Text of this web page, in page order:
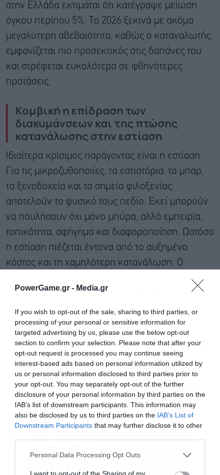
PowerGame.gr - Media.gr
If you wish to opt-out of the sale, sharing to third parties, or
processing of your personal or sensitive information for
targeted advertising by us, please use the below opt-out
section to confirm your selection. Please note that after your
opt-out request is processed you may continue seeing
interest-based ads based on personal information utilized by
us or personal information disclosed to third parties prior to
your opt-out. You may separately opt-out of the further
disclosure of your personal information by third parties on the
IAB’s list of downstream participants. This information may
also be disclosed by us to third parties on the IAB’s List of
Downstream Participants that may further disclose it to other
Personal Data Processing Opt Outs
I want to opt-out of the Sharing of my
στην Ελλάδα εκτιμάται ότι κατέγραψε μείωση
όγκου περίπου 5%. Το 2026 ξεκινά με ακόμα
μεγαλύτερη αβεβαιότητα, καθώς ο καταναλωτής
εμφανίζεται πιο προσεκτικός στις δαπάνες του
και στρέφεται ευκολότερα σε φθηνότερες
προτάσεις.
Κομβική η επίδραση των
διακυμάνσεων και της πτώσης
κατανάλωσης στην εστίαση
Ιδιαίτερα κρίσιμος παράγοντας είναι η εστίαση.
Για τις μικροζυθοποιίες, τα εστιατόρια, τα μπαρ,
τα ξενοδοχεία και τα σημεία φιλοξενίας
αποτελούν το φυσικό τους πεδίο. Εκεί μπορούν
να πουλήσουν όχι μόνο μπύρα, αλλά εμπειρία,
τοπικότητα, αφήγημα και διαφοροποίηση. Ωστόσο
η εστίαση πιέζεται έντονα από το αυξημένο
κόστος και τη χαμηλότερη κατανάλωση. Ο
προσέχει περισσότερο τον λογαριασμό, με
αποτέλεσμα η εκ των πραγμάτων ακριβότερη
craft μπύρα μίας μικροζυθοποιίας να γίνεται πιο
δύσκολη επιλογή.
Εγγραφή στο
newsletter